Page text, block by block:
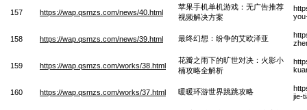
157 https://wap.qsmzs.com/news/40.html
苹果手机单机游戏：无广告推荐
视频解决方案
158 https://wap.qsmzs.com/news/39.html 最终幻想：纷争的艾欧泽亚
159 https://wap.qsmzs.com/works/38.html
花瓣之雨下的旷世对决：火影小
楠攻略全解析
160 https://wap.qsmzs.com/works/37.html 暖暖环游世界跳跳攻略
jie-